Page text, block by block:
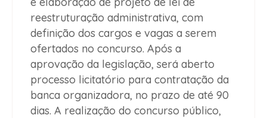
reestruturação administrativa, com
definição dos cargos e vagas a serem
ofertados no concurso. Após a
aprovação da legislação, será aberto
processo licitatório para contratação da
banca organizadora, no prazo de até 90
dias. A realização do concurso público,